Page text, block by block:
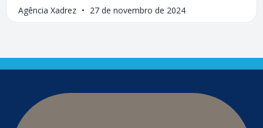
Agência Xadrez 27 de novembro de 2024